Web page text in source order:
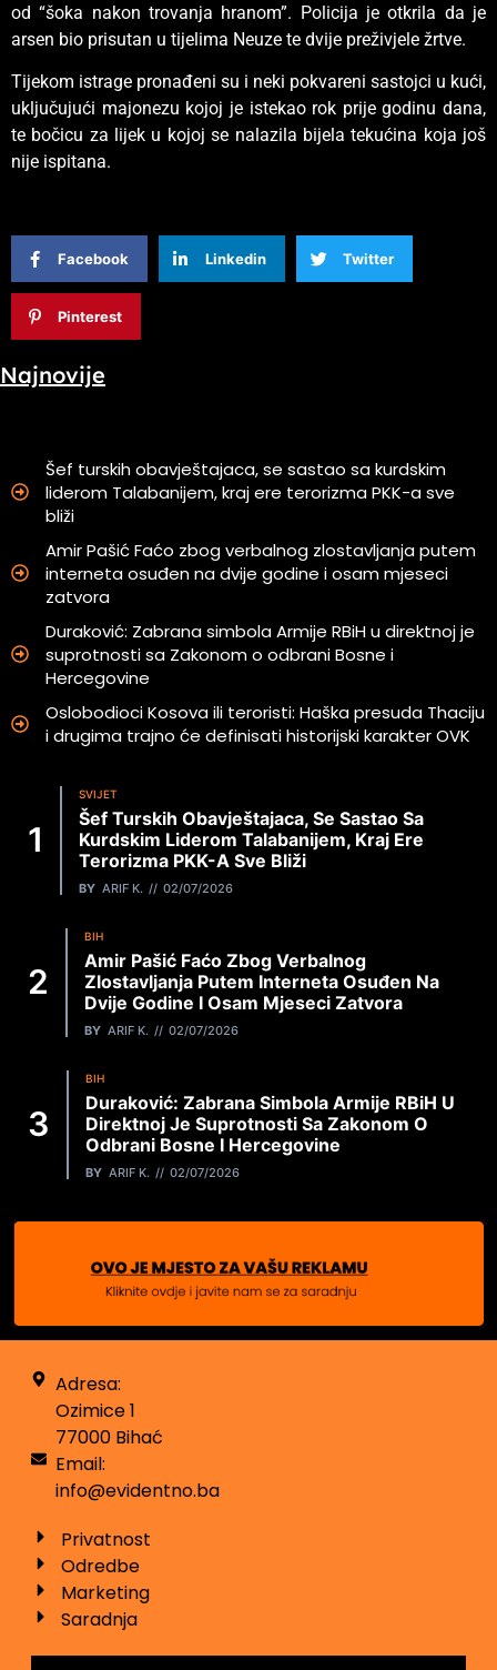
od “šoka nakon trovanja hranom”. Policija je otkrila da je
arsen bio prisutan u tijelima Neuze te dvije preživjele žrtve.
Tijekom istrage pronađeni su i neki pokvareni sastojci u kući,
uključujući majonezu kojoj je istekao rok prije godinu dana,
te bočicu za lijek u kojoj se nalazila bijela tekućina koja još
nije ispitana.
Facebook Linkedin Twitter
Pinterest
Najnovije
Šef turskih obavještajaca, se sastao sa kurdskim
liderom Talabanijem, kraj ere terorizma PKK-a sve
bliži
Amir Pašić Faćo zbog verbalnog zlostavljanja putem
interneta osuđen na dvije godine i osam mjeseci
zatvora
Duraković: Zabrana simbola Armije RBiH u direktnoj je
suprotnosti sa Zakonom o odbrani Bosne i
Hercegovine
Oslobodioci Kosova ili teroristi: Haška presuda Thaciju
i drugima trajno će definisati historijski karakter OVK
SVIJET
Šef Turskih Obavještajaca, Se Sastao Sa
Kurdskim Liderom Talabanijem, Kraj Ere
Terorizma PKK-A Sve Bliži
BY ARIF K. 02/07/2026
BIH
Amir Pašić Faćo Zbog Verbalnog
Zlostavljanja Putem Interneta Osuđen Na
Dvije Godine I Osam Mjeseci Zatvora
BY ARIF K. 02/07/2026
BIH
Duraković: Zabrana Simbola Armije RBiH U
Direktnoj Je Suprotnosti Sa Zakonom O
Odbrani Bosne I Hercegovine
BY ARIF K. 02/07/2026
Adresa:
Ozimice 1
77000 Bihać
Email:
info@evidentno.ba
Privatnost
Odredbe
Marketing
Saradnja